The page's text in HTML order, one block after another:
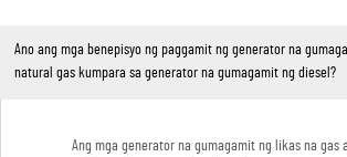
Ano ang mga benepisyo ng paggamit ng generator na
natural gas kumpara sa generator na gumagamit ng diesel?
Ang mga generator na gumagamit ng likas na gas